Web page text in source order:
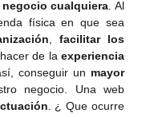
cualquiera . Al
física en que sea
facilitar los
de la experiencia
conseguir un mayor
negocio. Una web
. ¿ Que ocurre